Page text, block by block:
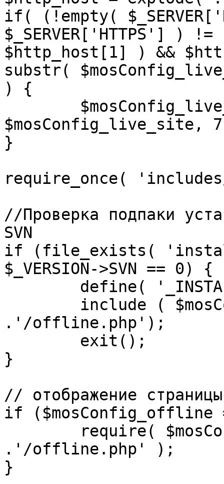
if( (!empty(
$_SERVER['HTTPS']
$http_host[1] ) &&
substr(
) {
$mosConfig_live_site,
}
require_once(
//Проверка подпаки
SVN
if (file_exists(
$_VERSION->SVN == 0) {
.'/offline.php');
}
// отображение
if ($mosConfig_offline
.'/offline.php' );
}